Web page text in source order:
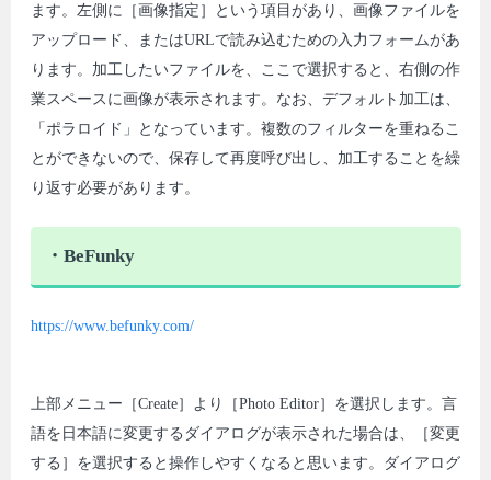
ます。左側に［画像指定］という項目があり、画像ファイルを
アップロード、またはURLで読み込むための入力フォームがあ
ります。加工したいファイルを、ここで選択すると、右側の作
業スペースに画像が表示されます。なお、デフォルト加工は、
「ポラロイド」となっています。複数のフィルターを重ねるこ
とができないので、保存して再度呼び出し、加工することを繰
り返す必要があります。
・BeFunky
https://www.befunky.com/
上部メニュー［Create］より［Photo Editor］を選択します。言
語を日本語に変更するダイアログが表示された場合は、［変更
する］を選択すると操作しやすくなると思います。ダイアログ